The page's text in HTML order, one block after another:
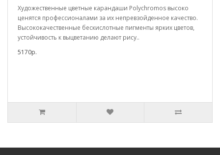
Художественные цветные карандаши Polychromos высоко
ценятся профессионалами за их непревзойденное качество.
Высококачественные бескислотные пигменты ярких цветов,
устойчивость к выцветанию делают рису..
5170р.